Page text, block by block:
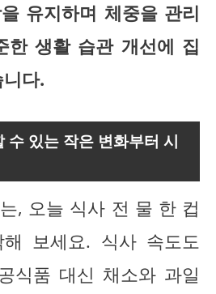
유지하며 체중을 관리
한 생활 습관 개선에 집
다.
수 있는 작은 변화부터 시
, 오늘 식사 전 물 한 컵
해 보세요. 식사 속도도
식품 대신 채소와 과일